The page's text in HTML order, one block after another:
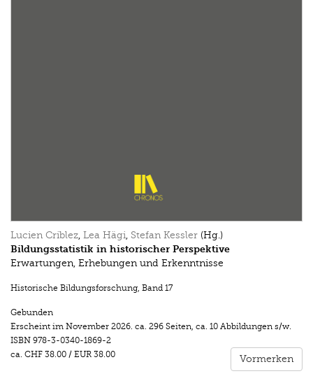
Lucien Criblez Lea Hägi Stefan Kessler (Hg.)
Bildungsstatistik in historischer Perspektive
Erwartungen, Erhebungen und Erkenntnisse
Historische Bildungsforschung Band 17
Gebunden
Erscheint im November 2026 ca. 296 Seiten ca. 10 Abbildungen s/w.
ISBN 978-3-0340-1869-2
ca. CHF 38.00 / EUR 38.00 Vormerken